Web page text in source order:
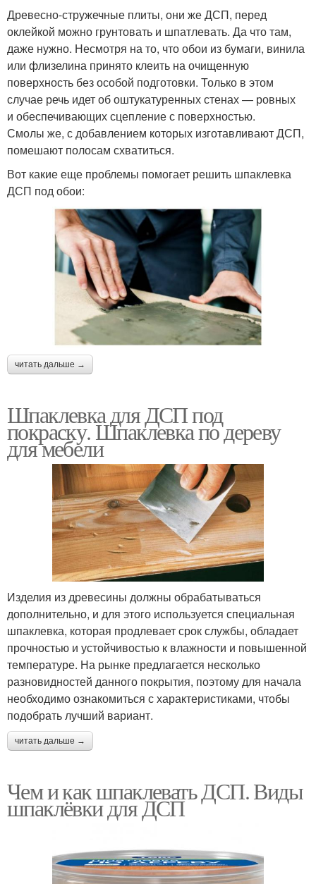
Древесно-стружечные плиты, они же ДСП, перед
оклейкой можно грунтовать и шпатлевать. Да что там,
даже нужно. Несмотря на то, что обои из бумаги, винила
или флизелина принято клеить на очищенную
поверхность без особой подготовки. Только в этом
случае речь идет об оштукатуренных стенах — ровных
и обеспечивающих сцепление с поверхностью.
Смолы же, с добавлением которых изготавливают ДСП,
помешают полосам схватиться.
Вот какие еще проблемы помогает решить шпаклевка
ДСП под обои:
читать дальше →
Шпаклевка для ДСП под
покраску. Шпаклевка по дереву
для мебели
Изделия из древесины должны обрабатываться
дополнительно, и для этого используется специальная
шпаклевка, которая продлевает срок службы, обладает
прочностью и устойчивостью к влажности и повышенной
температуре. На рынке предлагается несколько
разновидностей данного покрытия, поэтому для начала
необходимо ознакомиться с характеристиками, чтобы
подобрать лучший вариант.
читать дальше →
Чем и как шпаклевать ДСП. Виды
шпаклёвки для ДСП